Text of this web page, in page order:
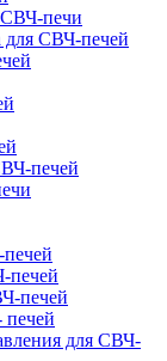
СВЧ-печи
для СВЧ-печей
печей
печей
печей
печей
для СВЧ-